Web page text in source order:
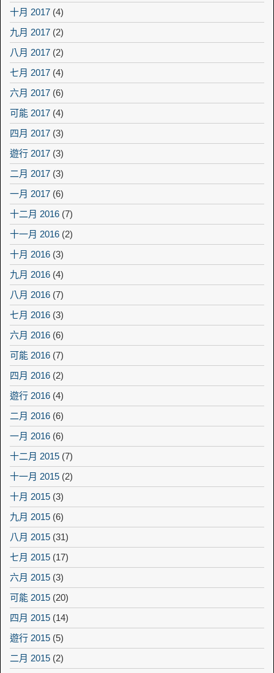
十月 2017 (4)
九月 2017 (2)
八月 2017 (2)
七月 2017 (4)
六月 2017 (6)
可能 2017 (4)
四月 2017 (3)
遊行 2017 (3)
二月 2017 (3)
一月 2017 (6)
十二月 2016 (7)
十一月 2016 (2)
十月 2016 (3)
九月 2016 (4)
八月 2016 (7)
七月 2016 (3)
六月 2016 (6)
可能 2016 (7)
四月 2016 (2)
遊行 2016 (4)
二月 2016 (6)
一月 2016 (6)
十二月 2015 (7)
十一月 2015 (2)
十月 2015 (3)
九月 2015 (6)
八月 2015 (31)
七月 2015 (17)
六月 2015 (3)
可能 2015 (20)
四月 2015 (14)
遊行 2015 (5)
二月 2015 (2)